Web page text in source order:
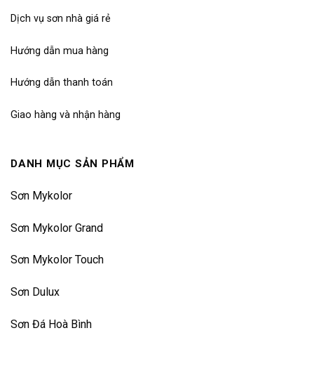
Dịch vụ sơn nhà giá rẻ
Hướng dẫn mua hàng
Hướng dẫn thanh toán
Giao hàng và nhận hàng
DANH MỤC SẢN PHẨM
Sơn Mykolor
Sơn Mykolor Grand
Sơn Mykolor Touch
Sơn Dulux
Sơn Đá Hoà Bình